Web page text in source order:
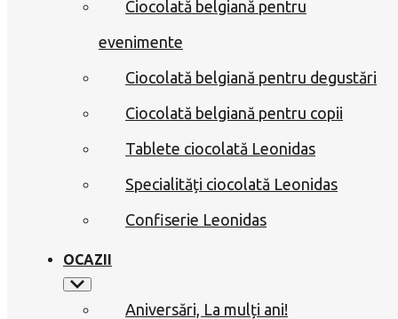
Ciocolată belgiană pentru
evenimente
Ciocolată belgiană pentru degustări
Ciocolată belgiană pentru copii
Tablete ciocolată Leonidas
Specialități ciocolată Leonidas
Confiserie Leonidas
OCAZII
Aniversări, La mulți ani!